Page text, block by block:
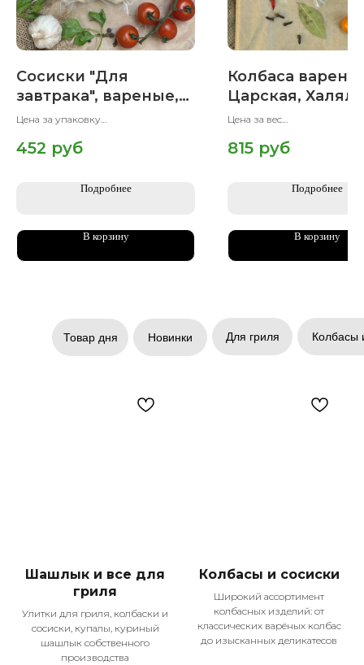
Сосиски "Для
завтрака", вареные,
Халяль, 400 гр
Цена за упаковку
452 руб
Подробнее
В корзину
Колбаса
Царская,
гр
Цена за вес
815 руб
Подробнее
В корзину
Товар дня Новинки Для гриля Колбасы
Шашлык и все для
гриля
Улитки для гриля, колбаски и
сосиски, купалы, куриный
шашлык собственного
производства
Колбасы и сосиски
Широкий ассортимент
колбасных изделий: от
классических варёных колбас
до изысканных деликатесов